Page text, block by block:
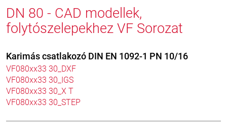
DN 80 - CAD modellek,
folytószelepekhez VF Sorozat
Karimás csatlakozó DIN EN 1092-1 PN 10/16
VF080xx33 30_DXF
VF080xx33 30_IGS
VF080xx33 30_X T
VF080xx33 30_STEP